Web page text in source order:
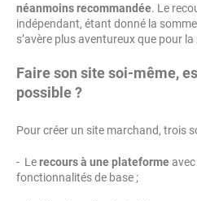
néanmoins recommandée. Le
indépendant, étant donné la
s’avère plus aventureux que pour
Faire son site soi-même,
possible ?
Pour créer un site marchand, trois
- Lerecours à une plateforme
fonctionnalités de base ;